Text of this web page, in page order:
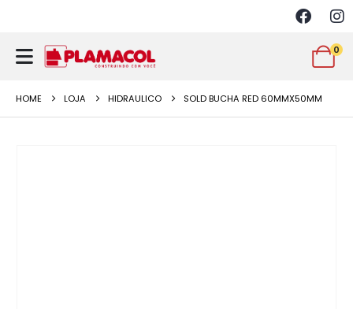
0
HOME LOJA HIDRAULICO SOLD BUCHA RED 60MMX50MM